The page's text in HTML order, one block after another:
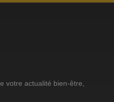
votre actualité bien-être,